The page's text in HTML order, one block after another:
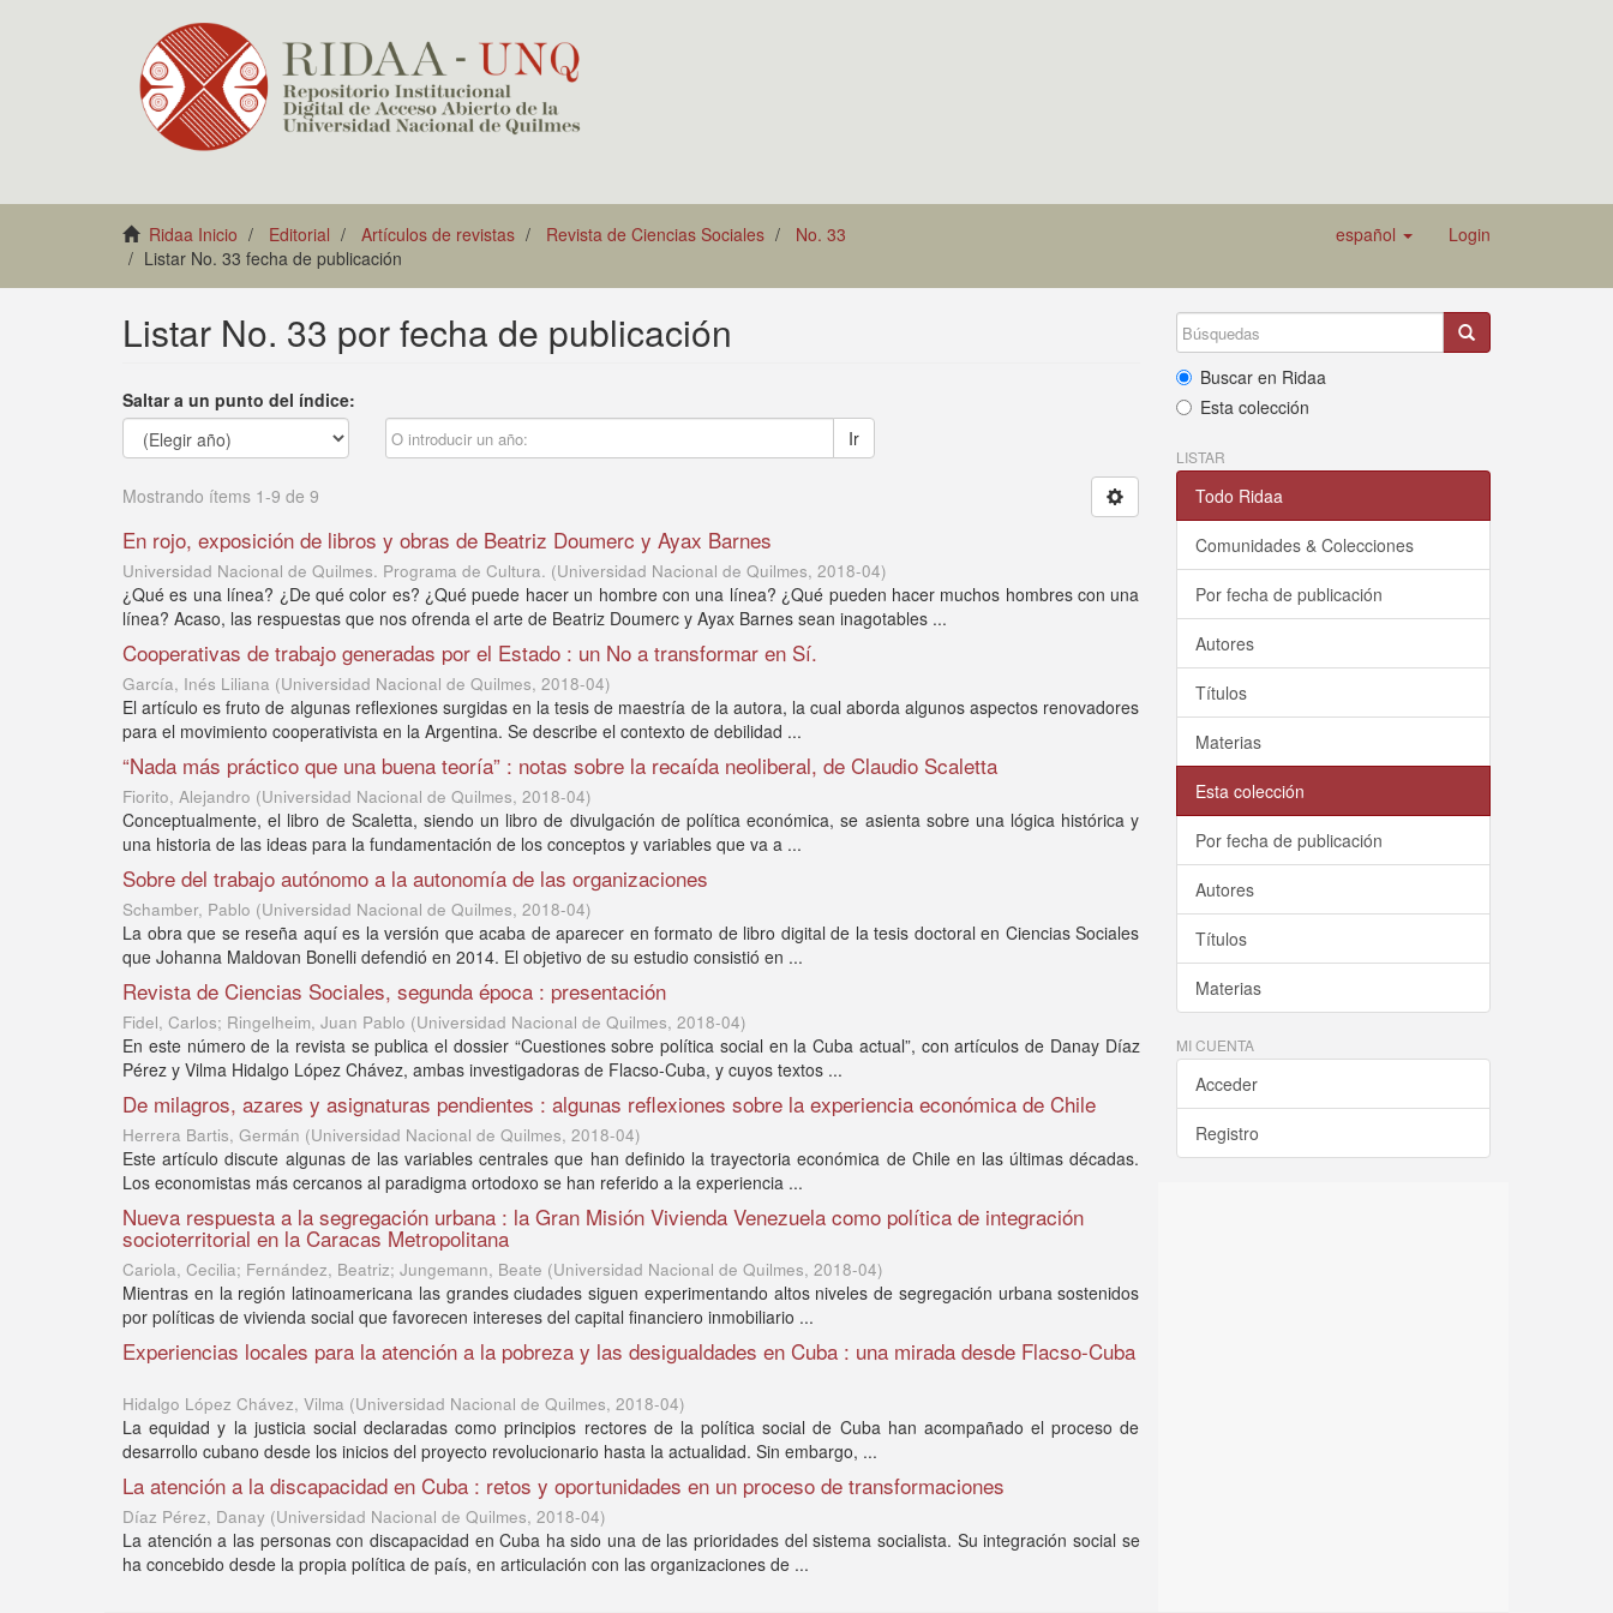
Ridaa Inicio Editorial Artículos de revistas Revista de Ciencias Sociales
No. 33
Listar No. 33 fecha de publicación
español Login
Listar No. 33 por fecha de publicación
Saltar a un punto del índice:
Ir
Mostrando ítems 1-9 de 9
En rojo, exposición de libros y obras de Beatriz Doumerc y Ayax Barnes
Universidad Nacional de Quilmes. Programa de Cultura. (Universidad Nacional de Quilmes, 2018-04)
¿Qué es una línea? ¿De qué color es? ¿Qué puede hacer un hombre con una línea? ¿Qué pueden hacer muchos hombres con una
línea? Acaso, las respuestas que nos ofrenda el arte de Beatriz Doumerc y Ayax Barnes sean inagotables ...
Cooperativas de trabajo generadas por el Estado : un No a transformar en Sí.
García, Inés Liliana (Universidad Nacional de Quilmes, 2018-04)
El artículo es fruto de algunas reflexiones surgidas en la tesis de maestría de la autora, la cual aborda algunos aspectos renovadores
para el movimiento cooperativista en la Argentina. Se describe el contexto de debilidad ...
“Nada más práctico que una buena teoría” : notas sobre la recaída neoliberal, de Claudio Scaletta
Fiorito, Alejandro (Universidad Nacional de Quilmes, 2018-04)
Conceptualmente, el libro de Scaletta, siendo un libro de divulgación de política económica, se asienta sobre una lógica histórica y
una historia de las ideas para la fundamentación de los conceptos y variables que va a ...
Sobre del trabajo autónomo a la autonomía de las organizaciones
Schamber, Pablo (Universidad Nacional de Quilmes, 2018-04)
La obra que se reseña aquí es la versión que acaba de aparecer en formato de libro digital de la tesis doctoral en Ciencias Sociales
que Johanna Maldovan Bonelli defendió en 2014. El objetivo de su estudio consistió en ...
Revista de Ciencias Sociales, segunda época : presentación
Fidel, Carlos; Ringelheim, Juan Pablo (Universidad Nacional de Quilmes, 2018-04)
En este número de la revista se publica el dossier “Cuestiones sobre política social en la Cuba actual”, con artículos de Danay Díaz
Pérez y Vilma Hidalgo López Chávez, ambas investigadoras de Flacso-Cuba, y cuyos textos ...
De milagros, azares y asignaturas pendientes : algunas reflexiones sobre la experiencia económica de Chile
Herrera Bartis, Germán (Universidad Nacional de Quilmes, 2018-04)
Este artículo discute algunas de las variables centrales que han definido la trayectoria económica de Chile en las últimas décadas.
Los economistas más cercanos al paradigma ortodoxo se han referido a la experiencia ...
Nueva respuesta a la segregación urbana : la Gran Misión Vivienda Venezuela como política de integración
socioterritorial en la Caracas Metropolitana
Cariola, Cecilia; Fernández, Beatriz; Jungemann, Beate (Universidad Nacional de Quilmes, 2018-04)
Mientras en la región latinoamericana las grandes ciudades siguen experimentando altos niveles de segregación urbana sostenidos
por políticas de vivienda social que favorecen intereses del capital financiero inmobiliario ...
Experiencias locales para la atención a la pobreza y las desigualdades en Cuba : una mirada desde Flacso-Cuba
Hidalgo López Chávez, Vilma (Universidad Nacional de Quilmes, 2018-04)
La equidad y la justicia social declaradas como principios rectores de la política social de Cuba han acompañado el proceso de
desarrollo cubano desde los inicios del proyecto revolucionario hasta la actualidad. Sin embargo, ...
La atención a la discapacidad en Cuba : retos y oportunidades en un proceso de transformaciones
Díaz Pérez, Danay (Universidad Nacional de Quilmes, 2018-04)
La atención a las personas con discapacidad en Cuba ha sido una de las prioridades del sistema socialista. Su integración social se
ha concebido desde la propia política de país, en articulación con las organizaciones de ...
Buscar en Ridaa
Esta colección
LISTAR
Todo Ridaa
Comunidades & Colecciones
Por fecha de publicación
Autores
Títulos
Materias
Esta colección
Por fecha de publicación
Autores
Títulos
Materias
MI CUENTA
Acceder
Registro